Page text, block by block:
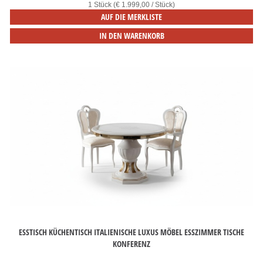
1 Stück (€ 1.999,00 / Stück)
AUF DIE MERKLISTE
IN DEN WARENKORB
ESSTISCH KÜCHENTISCH ITALIENISCHE LUXUS MÖBEL ESSZIMMER TISCHE
KONFERENZ